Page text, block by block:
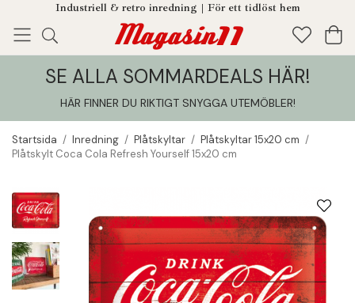
Industriell & retro inredning | För ett tidlöst hem
Enjoy! Tillagt i din varukorg
SE ALLA SOMMARDEALS HÄR!
HÄR FINNER DU RIKTIGT SNYGGA UTEMÖBLER!
Startsida / Inredning / Plåtskyltar / Plåtskyltar 15x20 cm /
Plåtskylt Coca Cola Refresh Yourself 15x20 cm